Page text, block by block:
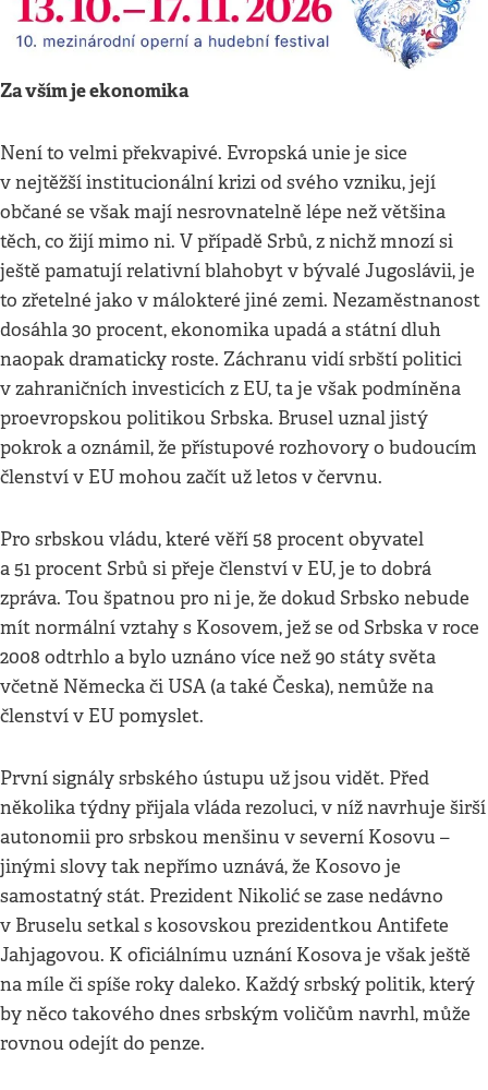
Za vším je ekonomika
Není to velmi překvapivé. Evropská unie je sice
v nejtěžší institucionální krizi od svého vzniku, její
občané se však mají nesrovnatelně lépe než většina
těch, co žijí mimo ni. V případě Srbů, z nichž mnozí si
ještě pamatují relativní blahobyt v bývalé Jugoslávii, je
to zřetelné jako v málokteré jiné zemi. Nezaměstnanost
dosáhla 30 procent, ekonomika upadá a státní dluh
naopak dramaticky roste. Záchranu vidí srbští politici
v zahraničních investicích z EU, ta je však podmíněna
proevropskou politikou Srbska. Brusel uznal jistý
pokrok a oznámil, že přístupové rozhovory o budoucím
členství v EU mohou začít už letos v červnu.
Pro srbskou vládu, které věří 58 procent obyvatel
a 51 procent Srbů si přeje členství v EU, je to dobrá
zpráva. Tou špatnou pro ni je, že dokud Srbsko nebude
mít normální vztahy s Kosovem, jež se od Srbska v roce
2008 odtrhlo a bylo uznáno více než 90 státy světa
včetně Německa či USA (a také Česka), nemůže na
členství v EU pomyslet.
První signály srbského ústupu už jsou vidět. Před
několika týdny přijala vláda rezoluci, v níž navrhuje širší
autonomii pro srbskou menšinu v severní Kosovu –
jinými slovy tak nepřímo uznává, že Kosovo je
samostatný stát. Prezident Nikolić se zase nedávno
v Bruselu setkal s kosovskou prezidentkou Antifete
Jahjagovou. K oficiálnímu uznání Kosova je však ještě
na míle či spíše roky daleko. Každý srbský politik, který
by něco takového dnes srbským voličům navrhl, může
rovnou odejít do penze.